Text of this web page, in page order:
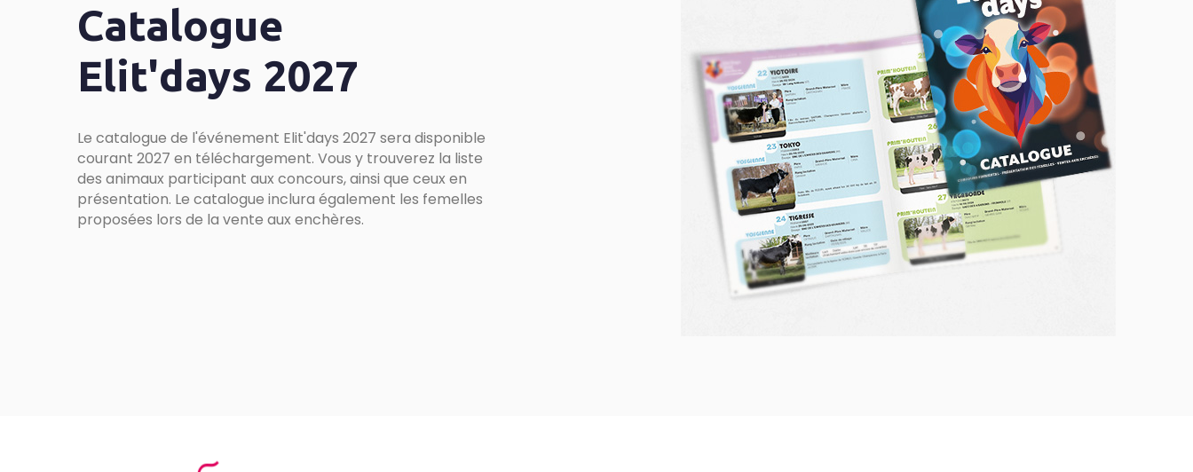
Catalogue
Elit'days 2027
Le catalogue de l'événement Elit'days 2027 sera disponible
courant 2027 en téléchargement. Vous y trouverez la liste
des animaux participant aux concours, ainsi que ceux en
présentation. Le catalogue inclura également les femelles
proposées lors de la vente aux enchères.